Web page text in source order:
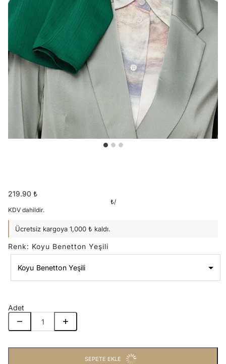
219.90 ₺
₺/
KDV dahildir.
Ücretsiz kargoya 1,000 ₺ kaldı.
Renk: Koyu Benetton Yeşili
Koyu Benetton Yeşili
Koyu Benetton Yeşili
Adet
SEPETE EKLE